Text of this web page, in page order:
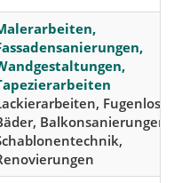
Fugenlose
Balkonsanierungen,